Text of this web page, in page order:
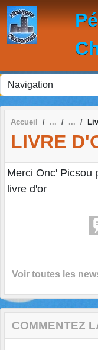
Accueil
LIVRE
Merci Onc' Picsou
livre d'or
Voir toutes les
COMMENTEZ
Panneau de gestion